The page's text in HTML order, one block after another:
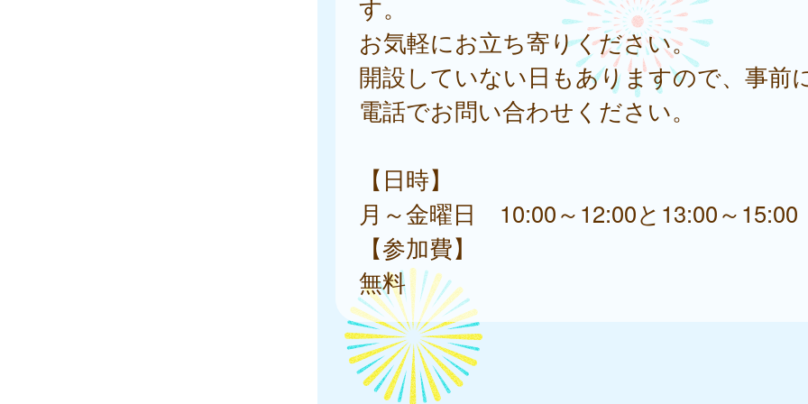
す。
お気軽にお立ち寄りください。
開設していない日もありますので、事前
電話でお問い合わせください。
【日時】
月～金曜日 10:00～12:00と13:00～15:00
【参加費】
無料